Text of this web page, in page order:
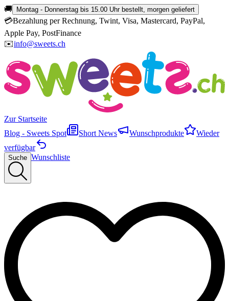
🚚 Montag - Donnerstag bis 15.00 Uhr bestellt, morgen geliefert
💳Bezahlung per Rechnung, Twint, Visa, Mastercard, PayPal,
Apple Pay, PostFinance
✉️info@sweets.ch
Zur Startseite
Blog - Sweets Spot
Short News Wunschprodukte
Wieder
verfügbar
Suche Wunschliste